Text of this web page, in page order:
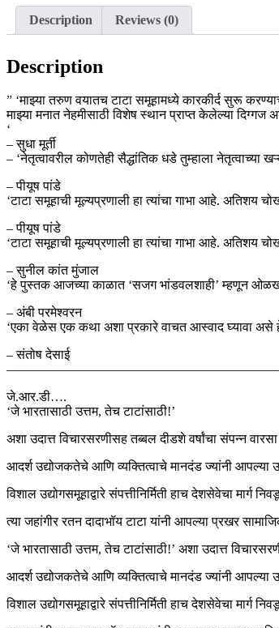
Description Reviews (0)
Description
” ‘माझ्या तरुण वयातच टाटा समूहामध्ये कारकीर्द सुरू
माझ्या मनात नेहमीसाठी विशेष स्थान प्राप्त केलेल्या
‘
– सुधा मूर्ती
– ‘नेतृत्वावरील कोणतेही सैद्धांतिक धडे तुम्हाला नेतृत्वाच्या
– पीयूष पांडे
‘टाटा समूहाची मूल्यप्रणाली हा त्यांचा गाभा आहे.
– पीयूष पांडे
‘टाटा समूहाची मूल्यप्रणाली हा त्यांचा गाभा आहे.
– सुनील कांत मुंजाल
‘हे पुस्तक आजच्या काळात ‘सजग भांडवलशाही’ म्हणून
– अंबी परमेश्वरन
‘एका वेळेस एक कथा अशा प्रकारे वाचत आस्वाद घ्यावा असे
– संतोष देसाई
जे.आर.डी….
‘जे भारतासाठी उत्तम, तेच टाटांसाठी!’
अशा उदात्त विचारसरणीसह तब्बल दीडशे वर्षांचा संपन्न
आदर्श उद्योजकतेचे आणि व्यक्तित्वाचे मानदंड ज्यांनी
विशाल उद्योगसमूहाद्वारे संपत्तीनिर्मिती हाच देशसेवेचा मार्ग
त्या जहांगीर रतन दादाभॉय टाटा यांनी आपल्या प्रखर
‘जे भारतासाठी उत्तम, तेच टाटांसाठी!’ अशा उदात्त
आदर्श उद्योजकतेचे आणि व्यक्तित्वाचे मानदंड ज्यांनी
विशाल उद्योगसमूहाद्वारे संपत्तीनिर्मिती हाच देशसेवेचा मार्ग